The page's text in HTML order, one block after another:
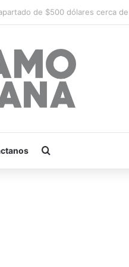
su último partido en casa